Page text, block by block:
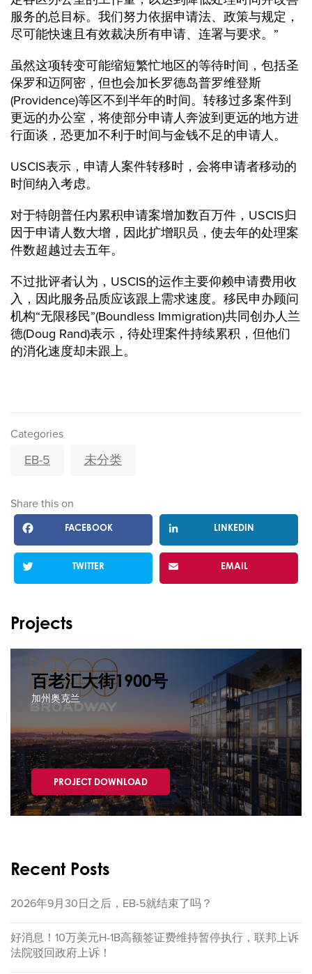
服务的总目标。我们努力依据申请法、政策与规定，
尽可能快速且有效裁决所有申请、连署与要求。”
虽然这项转变可能缩短繁忙地区的等待时间，包括圣
保罗和迈阿密，但也会加长罗德岛普罗维登斯
(Providence)等区不到半年的时间。转移过多案件到
更远的办公室，将使部分申请人奔波到更远的地方进
行面谈，恐更加不利于时间与金钱不足的申请人。
USCIS表示，申请人案件转移时，会将申请者移动的
时间纳入考虑。
对于特朗普任内累积申请案增加数百万件，USCIS归
因于申请人数大增，因此扩增职员，使去年的处理案
件数超越过去五年。
不过批评者认为，USCIS的运作主要仰赖申请费用收
入，因此服务品质应该跟上需求速度。移民申办顾问
机构“无限移民”(Boundless Immigration)共同创办人兰
德(Doug Rand)表示，待处理案件持续累积，但他们
的消化速度却未跟上。
Categories
EB-5 未分类
Share this on
FACEBOOK LINKEDIN
TWITTER EMAIL
Projects
百老汇大街1900号
加州奥克兰
PROJECT DOWNLOAD
Recent Posts
2026年9月30日之后，EB-5就结束了吗？
好消息！10万美元H-1B高额签证费维持暂停执行，联邦上诉
法院驳回政府上诉！